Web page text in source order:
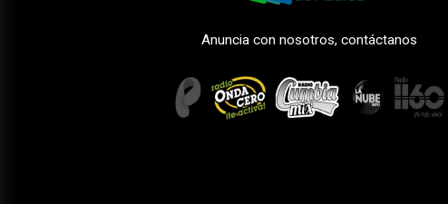
Anuncia con nosotros, contáctanos